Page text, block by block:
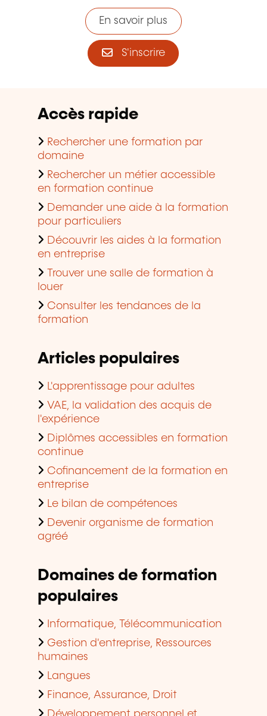
En savoir plus
S'inscrire
Accès rapide
Rechercher une formation par
domaine
Rechercher un métier accessible
en formation continue
Demander une aide à la formation
pour particuliers
Découvrir les aides à la formation
en entreprise
Trouver une salle de formation à
louer
Consulter les tendances de la
formation
Articles populaires
L'apprentissage pour adultes
VAE, la validation des acquis de
l'expérience
Diplômes accessibles en formation
continue
Cofinancement de la formation en
entreprise
Le bilan de compétences
Devenir organisme de formation
agréé
Domaines de formation
populaires
Informatique, Télécommunication
Gestion d'entreprise, Ressources
humaines
Langues
Finance, Assurance, Droit